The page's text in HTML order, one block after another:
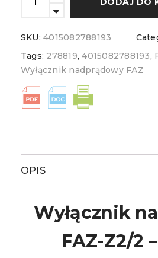
SKU:4015082788193
Tags: 278819,4015082788193,
Wyłącznik nadprądowy FAZ
OPIS
Wyłącznik
FAZ-Z2/2